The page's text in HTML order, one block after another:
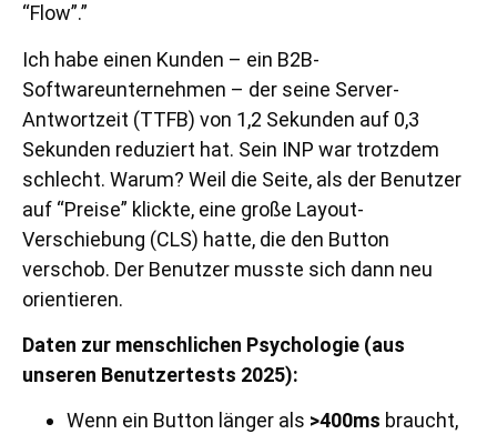
“Flow”.”
Ich habe einen Kunden – ein B2B-
Softwareunternehmen – der seine Server-
Antwortzeit (TTFB) von 1,2 Sekunden auf 0,3
Sekunden reduziert hat. Sein INP war trotzdem
schlecht. Warum? Weil die Seite, als der Benutzer
auf “Preise” klickte, eine große Layout-
Verschiebung (CLS) hatte, die den Button
verschob. Der Benutzer musste sich dann neu
orientieren.
Daten zur menschlichen Psychologie (aus
unseren Benutzertests 2025):
Wenn ein Button länger als >400ms braucht,